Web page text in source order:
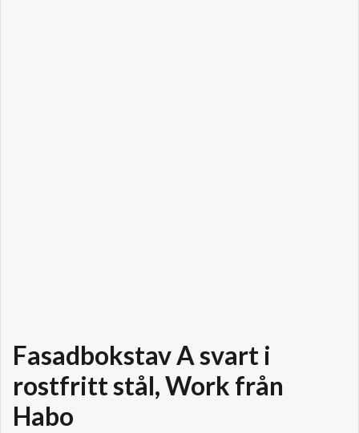
Fasadbokstav A svart i
rostfritt stål, Work från
Habo